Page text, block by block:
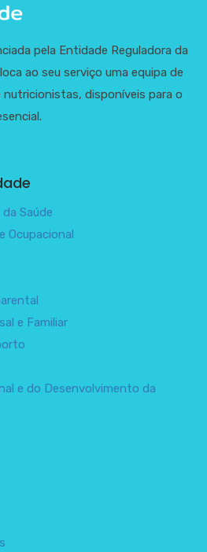
pela Entidade Reguladora da
ao seu serviço uma equipa de
disponíveis para o
Saúde
Ocupacional
e Familiar
e do Desenvolvimento da